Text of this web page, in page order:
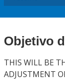
Objetivo
THIS WILL BE
ADJUSTMENT